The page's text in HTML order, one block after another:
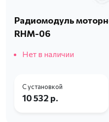
Радиомодуль
RHM-06
Нет в наличии
С установкой
10 532 р.